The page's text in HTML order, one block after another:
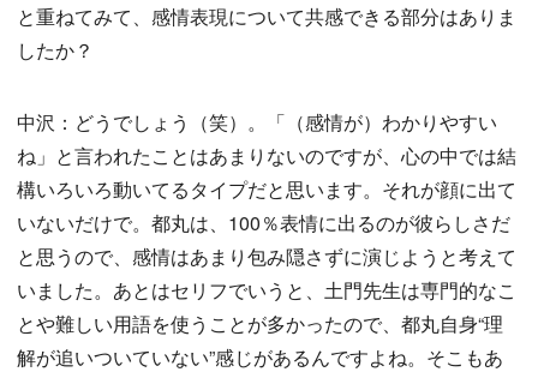
と重ねてみて、感情表現について共感できる部分はありま
したか？
中沢：どうでしょう（笑）。「（感情が）わかりやすい
ね」と言われたことはあまりないのですが、心の中では結
構いろいろ動いてるタイプだと思います。それが顔に出て
いないだけで。都丸は、100％表情に出るのが彼らしさだ
と思うので、感情はあまり包み隠さずに演じようと考えて
いました。あとはセリフでいうと、土門先生は専門的なこ
とや難しい用語を使うことが多かったので、都丸自身“理
解が追いついていない”感じがあるんですよね。そこもあ